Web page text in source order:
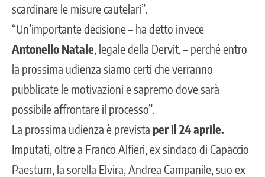
scardinare le misure cautelari”.
“Un’importante decisione – ha detto invece
Antonello Natale , legale della Dervit, – perché entro
la prossima udienza siamo certi che verranno
pubblicate le motivazioni e sapremo dove sarà
possibile affrontare il processo”.
La prossima udienza è prevista per il 24 aprile.
Imputati, oltre a Franco Alfieri, ex sindaco di Capaccio
Paestum, la sorella Elvira, Andrea Campanile, suo ex